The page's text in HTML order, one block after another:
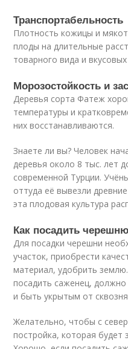
Транспортабельность
Плотность кожицы и
плоды на длительные
товарного вида и
Морозостойкость и
Деревья сорта Фатеж
температуры и
них восстанавливаются.
Знаете ли вы? Человек
деревья около 8 тыс. лет
современной Турции.
оттуда её вывезли
эта плодовая культура
Как посадить
Для посадки черешни
участок, приобрести
материал, удобрить
посадить саженец,
и быть укрытым от
Желательно, чтобы с
постройка, которая